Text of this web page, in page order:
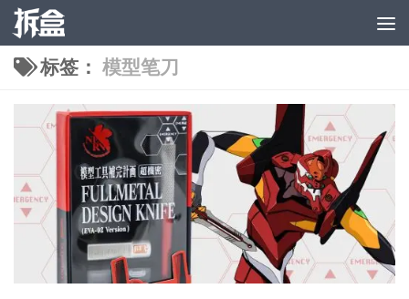
跳至内容
标签： 模型笔刀